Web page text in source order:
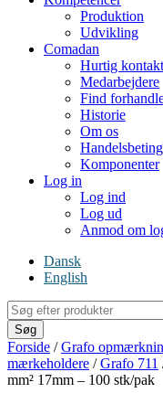
Produktion
Udvikling
Comadan
Hurtig kontakt
Medarbejdere
Find
Historie
Om os
Komponenter
Log in
Log ind
Log ud
Anmod om
Dansk
English
Products
search
Søg
Forside /Grafo
mærkeholdere /Grafo 711
mm² 17mm – 100 stk/pak